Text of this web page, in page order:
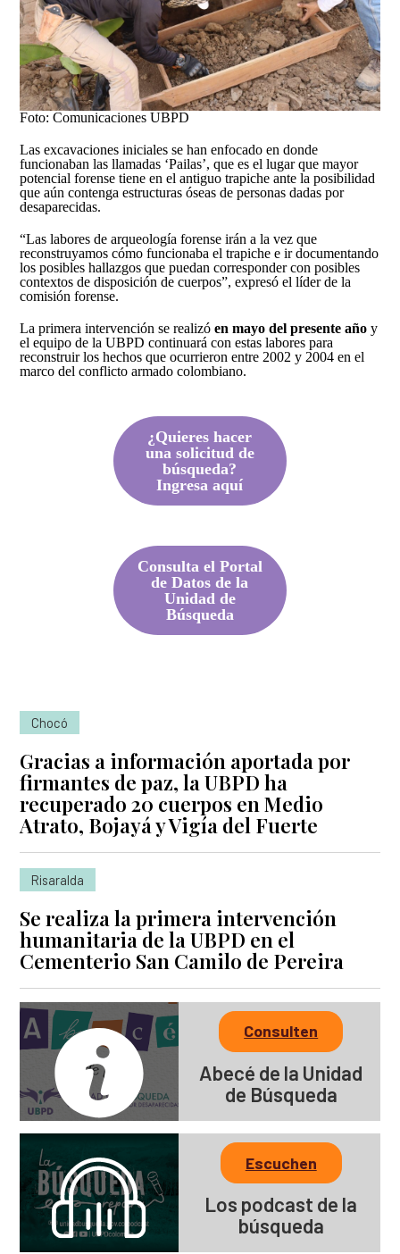
Foto: Comunicaciones UBPD
Las excavaciones iniciales se han enfocado en donde
funcionaban las llamadas ‘Pailas’, que es el lugar que mayor
potencial forense tiene en el antiguo trapiche ante la posibilidad
que aún contenga estructuras óseas de personas dadas por
desaparecidas.
“Las labores de arqueología forense irán a la vez que
reconstruyamos cómo funcionaba el trapiche e ir documentando
los posibles hallazgos que puedan corresponder con posibles
contextos de disposición de cuerpos”, expresó el líder de la
comisión forense.
La primera intervención se realizóen mayo del presente año y
el equipo de la UBPD continuará con estas labores para
reconstruir los hechos que ocurrieron entre 2002 y 2004 en el
marco del conflicto armado colombiano.
¿Quieres hacer
una solicitud de
búsqueda?
Ingresa aquí
Consulta el Portal
de Datos de la
Unidad de
Búsqueda
Chocó
Gracias a información aportada por
firmantes de paz, la UBPD ha
recuperado 20 cuerpos en Medio
Atrato, Bojayá y Vigía del Fuerte
Risaralda
Se realiza la primera intervención
humanitaria de la UBPD en el
Cementerio San Camilo de Pereira
Consulten
Abecé de la Unidad
de Búsqueda
Escuchen
Los podcast de la
búsqueda